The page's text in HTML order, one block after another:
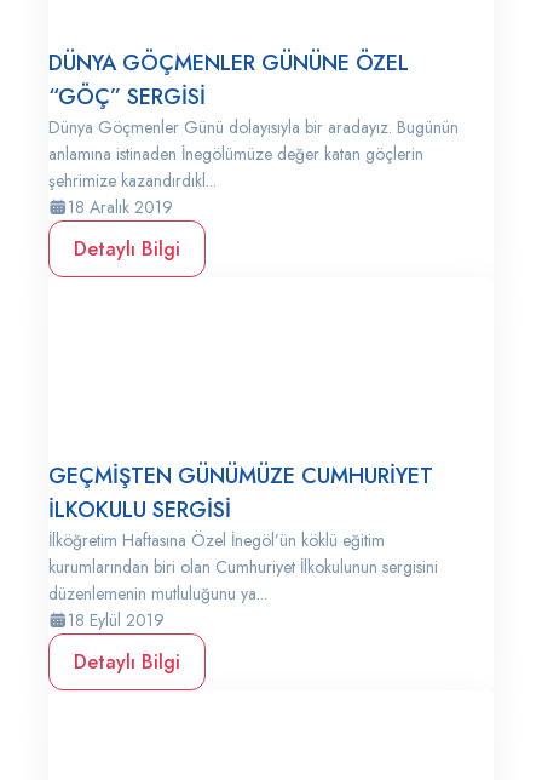
DÜNYA GÖÇMENLER GÜNÜNE ÖZEL
“GÖÇ” SERGİSİ
Dünya Göçmenler Günü dolayısıyla bir aradayız. Bugünün
anlamına istinaden İnegölümüze değer katan göçlerin
şehrimize kazandırdıkl...
18 Aralık 2019
Detaylı Bilgi
GEÇMİŞTEN GÜNÜMÜZE CUMHURİYET
İLKOKULU SERGİSİ
İlköğretim Haftasına Özel İnegöl’ün köklü eğitim
kurumlarından biri olan Cumhuriyet İlkokulunun sergisini
düzenlemenin mutluluğunu ya...
18 Eylül 2019
Detaylı Bilgi